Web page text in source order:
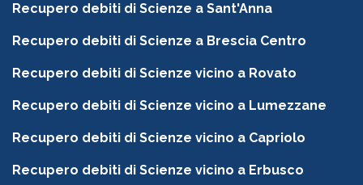
Recupero debiti di Scienze a Sant'Anna
Recupero debiti di Scienze a Brescia Centro
Recupero debiti di Scienze vicino a Rovato
Recupero debiti di Scienze vicino a Lumezzane
Recupero debiti di Scienze vicino a Capriolo
Recupero debiti di Scienze vicino a Erbusco